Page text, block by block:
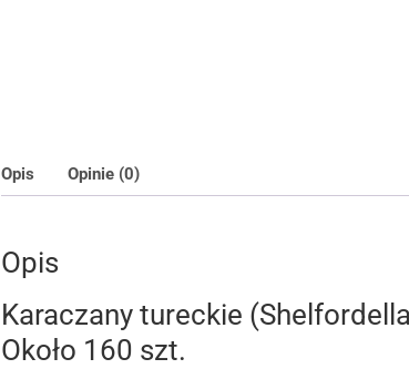
Opis Opinie (0)
Opis
Karaczany tureckie
Około 160 szt.